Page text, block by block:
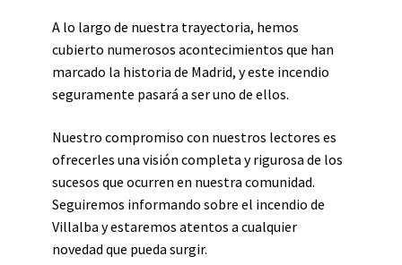
A lo largo de nuestra trayectoria, hemos
cubierto numerosos acontecimientos que han
marcado la historia de Madrid, y este incendio
seguramente pasará a ser uno de ellos.
Nuestro compromiso con nuestros lectores es
ofrecerles una visión completa y rigurosa de los
sucesos que ocurren en nuestra comunidad.
Seguiremos informando sobre el incendio de
Villalba y estaremos atentos a cualquier
novedad que pueda surgir.